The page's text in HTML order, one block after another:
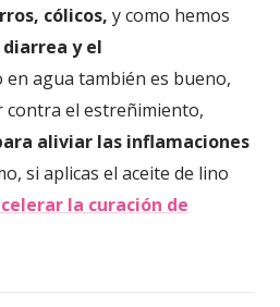
cólicos, y como hemos
y el
en agua también es bueno,
contra el estreñimiento,
aliviar las inflamaciones
si aplicas el aceite de lino
la curación de